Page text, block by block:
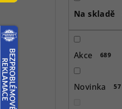
Na skladě
Akce 689
Novinka 57